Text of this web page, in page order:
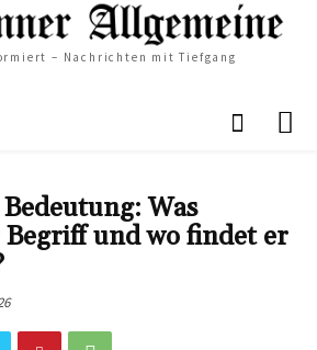
– Nachrichten mit Tiefgang
Was
und wo findet er